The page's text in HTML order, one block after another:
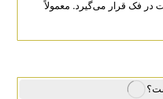
در فک قرار می‌گیرد. معمولاً